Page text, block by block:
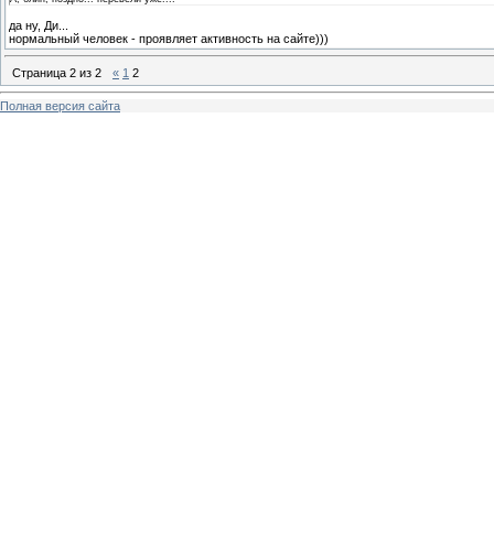
да ну, Ди...
нормальный человек - проявляет активность на сайте)))
Страница 2 из 2 « 1 2
Полная версия сайта